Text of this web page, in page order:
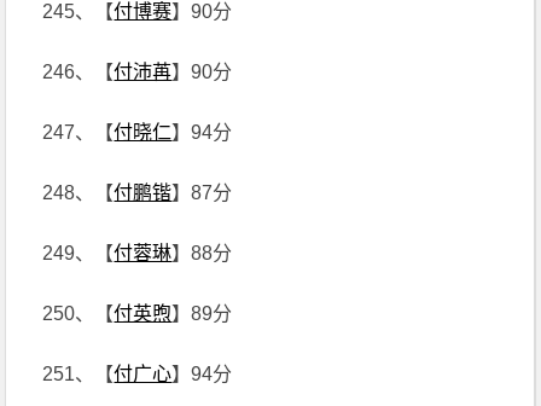
245、【付博赛】90分
246、【付沛苒】90分
247、【付晓仁】94分
248、【付鹏锴】87分
249、【付蓉琳】88分
250、【付英煦】89分
251、【付广心】94分